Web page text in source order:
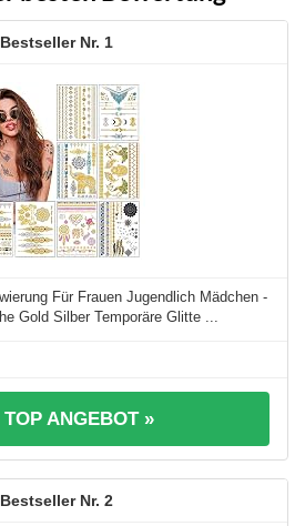
1
Für Frauen Jugendlich Mädchen -
Gold Silber Temporäre Glitte ...
TOP ANGEBOT »
2